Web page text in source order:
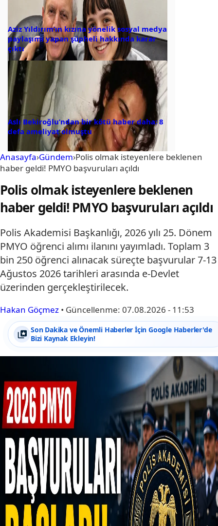
Aziz Yıldırım’ın kızına yönelik sosyal medya
paylaşımı yapan şüpheli hakkında karar
çıktı
Aslı Bekiroğlu’ndan bir kötü haber daha: 8
defa ameliyat olmuştu
Anasayfa›Gündem›Polis olmak isteyenlere beklenen
haber geldi! PMYO başvuruları açıldı
Polis olmak isteyenlere beklenen
haber geldi! PMYO başvuruları açıldı
Polis Akademisi Başkanlığı, 2026 yılı 25. Dönem
PMYO öğrenci alımı ilanını yayımladı. Toplam 3
bin 250 öğrenci alınacak süreçte başvurular 7-13
Ağustos 2026 tarihleri arasında e-Devlet
üzerinden gerçekleştirilecek.
Hakan Göçmez • Güncellenme: 07.08.2026 - 11:53
Son Dakika ve Önemli Haberler İçin Google Haberler'de
Bizi Kaynak Ekleyin!